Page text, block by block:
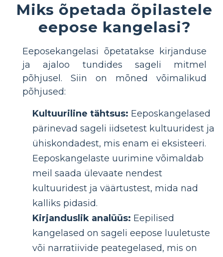
Miks õpetada õpilastele
eepose kangelasi?
Eeposekangelasi õpetatakse kirjanduse
ja ajaloo tundides sageli mitmel
põhjusel. Siin on mõned võimalikud
põhjused:
Kultuuriline tähtsus: Eeposkangelased
pärinevad sageli iidsetest kultuuridest ja
ühiskondadest, mis enam ei eksisteeri.
Eeposkangelaste uurimine võimaldab
meil saada ülevaate nendest
kultuuridest ja väärtustest, mida nad
kalliks pidasid.
Kirjanduslik analüüs: Eepilised
kangelased on sageli eepose luuletuste
või narratiivide peategelased, mis on